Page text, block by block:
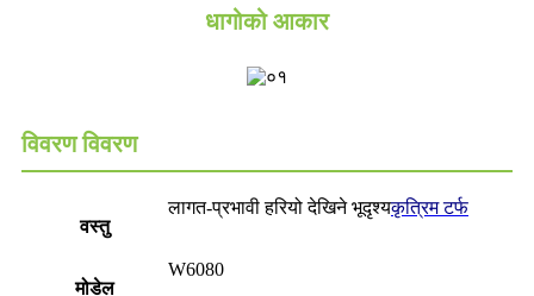
धागोको आकार
विवरण विवरण
वस्तु
लागत-प्रभावी हरियो देखिने भूदृश्यकृत्रिम टर्फ
मोडेल
W6080